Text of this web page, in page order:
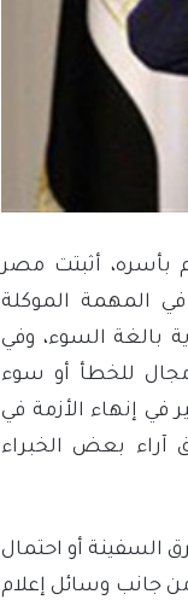
أثبتت مصر
المهمة الموكلة
بالغة السوء، وفي
للخطأ أو سوء
في إنهاء الأزمة في
بعض الخبراء
السفينة أو احتمال
جانب وسائل إعلام